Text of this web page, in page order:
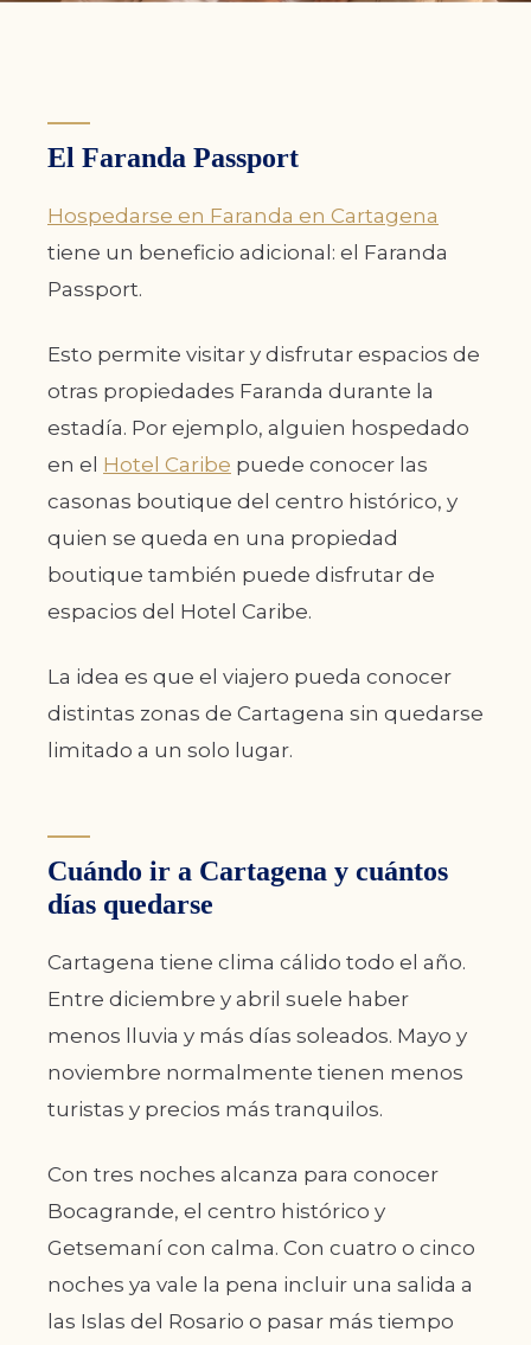
El Faranda Passport
Hospedarse en Faranda en Cartagena
tiene un beneficio adicional: el Faranda
Passport.
Esto permite visitar y disfrutar espacios de
otras propiedades Faranda durante la
estadía. Por ejemplo, alguien hospedado
en el Hotel Caribe puede conocer las
casonas boutique del centro histórico, y
quien se queda en una propiedad
boutique también puede disfrutar de
espacios del Hotel Caribe.
La idea es que el viajero pueda conocer
distintas zonas de Cartagena sin quedarse
limitado a un solo lugar.
Cuándo ir a Cartagena y cuántos
días quedarse
Cartagena tiene clima cálido todo el año.
Entre diciembre y abril suele haber
menos lluvia y más días soleados. Mayo y
noviembre normalmente tienen menos
turistas y precios más tranquilos.
Con tres noches alcanza para conocer
Bocagrande, el centro histórico y
Getsemaní con calma. Con cuatro o cinco
noches ya vale la pena incluir una salida a
las Islas del Rosario o pasar más tiempo